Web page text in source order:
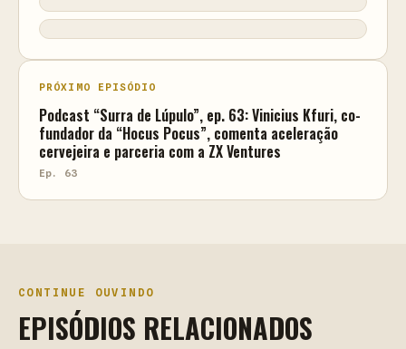
PRÓXIMO EPISÓDIO
Podcast “Surra de Lúpulo”, ep. 63: Vinicius Kfuri, co-
fundador da “Hocus Pocus”, comenta aceleração
cervejeira e parceria com a ZX Ventures
Ep. 63
CONTINUE OUVINDO
EPISÓDIOS RELACIONADOS